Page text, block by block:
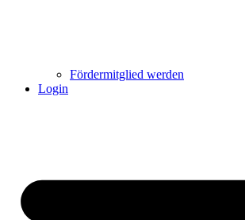
Fördermitglied werden
Login